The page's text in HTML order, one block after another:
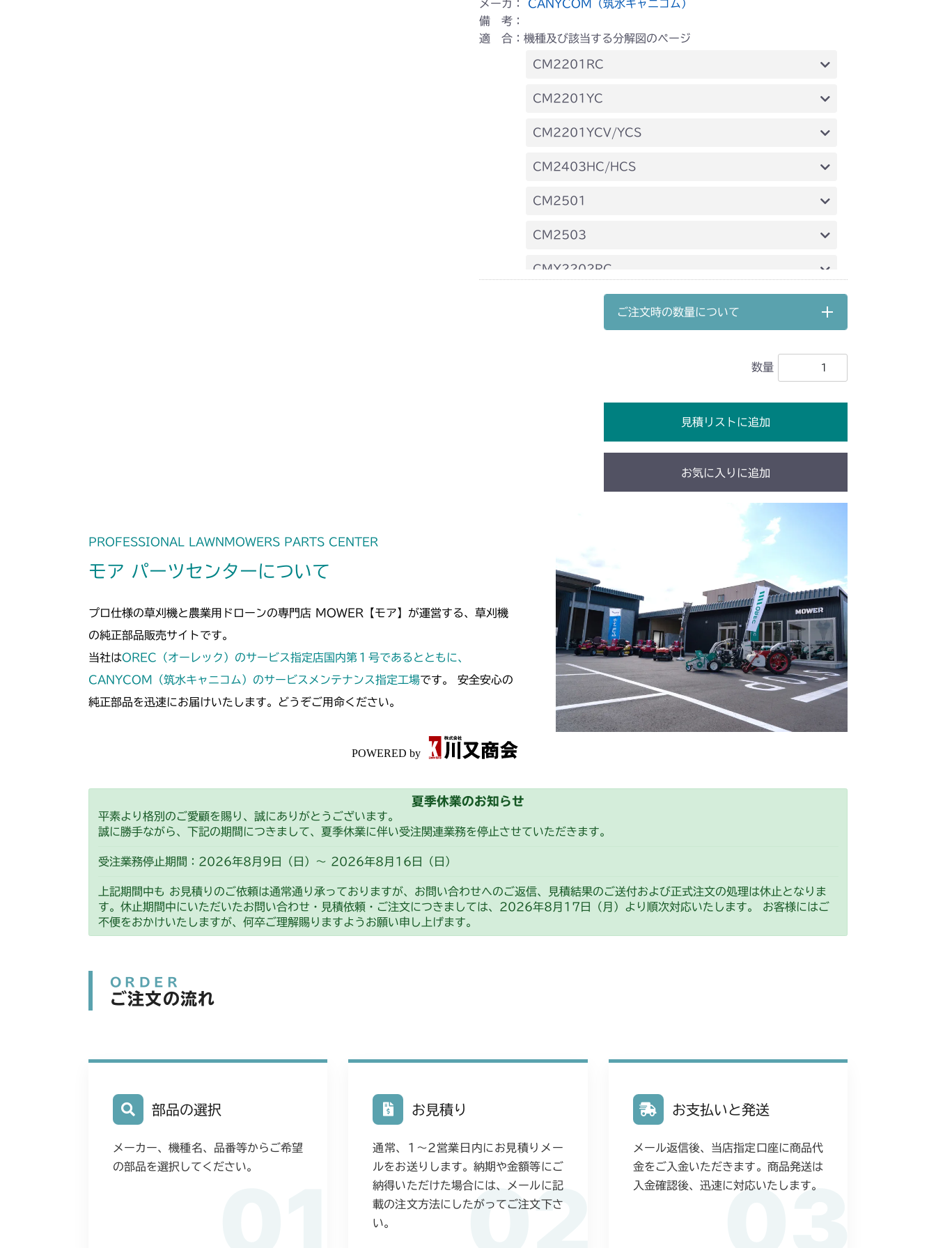
メーカ： CANYCOM（筑水キャニコム）
備 考：
適 合：機種及び該当する分解図のページ
CM2201RC
本体 FIG18 前輪(AG 標準)
CM2201YC
本体 FIG12 前輪(AG 標準)
CM2201YCV/YCS
本体 FIG12 前輪(AG タイヤ)
CM2403HC/HCS
本体 FIG11 前輪(AG)
CM2501
本体 FIG12 前輪(AG)
CM2503
本体 FIG12 前輪タイヤ
CMX2202RC
本体 FIG11 前輪
CMX2402HC
CMX2404HC/V/S
本体 FIG12 前輪(AG)
CMX2506YC/YCV/YCS
本体 FIG14 前輪
CMX2508YC/YCS
本体 FIG13 前輪タイヤ
ご注文時の数量について
数量
見積リストに追加
お気に入りに追加
PROFESSIONAL LAWNMOWERS PARTS CENTER
モア パーツセンターについて
プロ仕様の草刈機と農業用ドローンの専門店 MOWER【モア】が運営する、草刈機
の純正部品販売サイトです。
当社はOREC（オーレック）のサービス指定店国内第１号であるとともに、
CANYCOM（筑水キャニコム）のサービスメンテナンス指定工場です。 安全安心の
純正部品を迅速にお届けいたします。どうぞご用命ください。
夏季休業のお知らせ
平素より格別のご愛顧を賜り、誠にありがとうございます。
誠に勝手ながら、下記の期間につきまして、夏季休業に伴い受注関連業務を停止させていただきます。
受注業務停止期間：2026年8月9日（日）～ 2026年8月16日（日）
上記期間中も お見積りのご依頼は通常通り承っておりますが、お問い合わせへのご返信、見積結果のご送付および正式注文の処理は休止となりま
す。休止期間中にいただいたお問い合わせ・見積依頼・ご注文につきましては、2026年8月17日（月）より順次対応いたします。 お客様にはご
不便をおかけいたしますが、何卒ご理解賜りますようお願い申し上げます。
ORDER
ご注文の流れ
部品の選択
メーカー、機種名、品番等からご希望
の部品を選択してください。
02
お見積り
通常、1〜2営業日内にお見積りメー
ルをお送りします。納期や金額等にご
納得いただけた場合には、メールに記
載の注文方法にしたがってご注文下さ
い。
03
お支払いと発送
メール返信後、当店指定口座に商品代
金をご入金いただきます。商品発送は
入金確認後、迅速に対応いたします。